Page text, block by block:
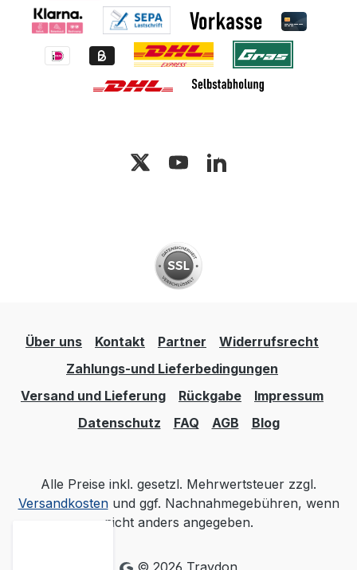
Über uns Kontakt Partner
Widerrufsrecht
Zahlungs-und Lieferbedingungen
Versand und Lieferung
Rückgabe
Impressum
Datenschutz
FAQ AGB Blog
Alle Preise inkl. gesetzl. Mehrwertsteuer zzgl.
Versandkostenund ggf. Nachnahmegebühren, wenn
nicht anders angegeben.